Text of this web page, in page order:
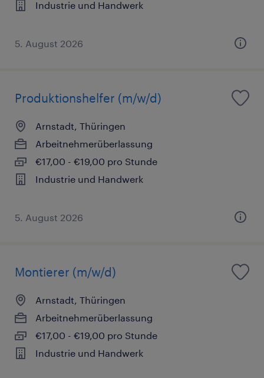
Industrie und Handwerk
5. August 2026
Produktionshelfer (m/w/d)
Arnstadt, Thüringen
Arbeitnehmerüberlassung
€17,00 - €19,00 pro Stunde
Industrie und Handwerk
5. August 2026
Montierer (m/w/d)
Arnstadt, Thüringen
Arbeitnehmerüberlassung
€17,00 - €19,00 pro Stunde
Industrie und Handwerk